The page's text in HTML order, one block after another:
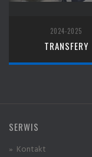
2024-2025
TRANSFERY
SERWIS
» Kontakt